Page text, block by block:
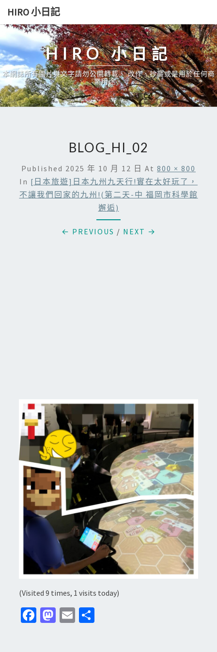
Skip
content
HIRO 小日記
HIRO 小日記
本網誌所有圖片與文字請勿公開轉載、 改作、抄襲或是用於任何商
業用途。
BLOG_HI_02
Published 2025 年 10 月 12 日 At 800 × 800
In [日本旅遊]日本九州九天行!實在太好玩了，
不讓我們回家的九州!(第二天-中 福岡市科學館
邂逅)
← PREVIOUS / NEXT →
(Visited 9 times, 1 visits today)
Fa M E